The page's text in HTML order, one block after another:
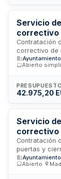
de los
deportiva de
Servicio
correctivo
caliente
del
Contratación
correctivo de
agua caliente
Ayuntamiento
estas
Abierto
PRESUPUESTO
42.975,20
Servicio
correctivo
Contratación
puertas y
municipales
Abierto